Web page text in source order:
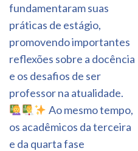
fundamentaram suas
práticas de estágio,
promovendo importantes
reflexões sobre a docência
e os desafios de ser
professor na atualidade.
Ao mesmo tempo,
os acadêmicos da terceira
e da quarta fase